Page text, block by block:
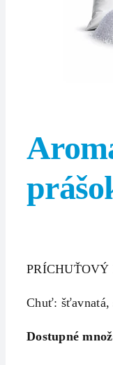
PRÍCHUŤOVÝ
Chuť: šťavnatá,
Dostupné